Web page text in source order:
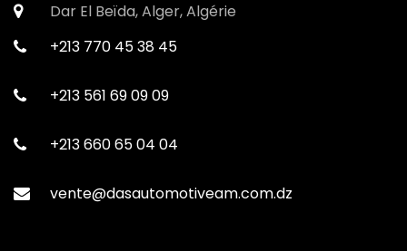
Dar El Beïda, Alger, Algérie
+213 770 45 38 45
+213 561 69 09 09
+213 660 65 04 04
vente@dasautomotiveam.com.dz